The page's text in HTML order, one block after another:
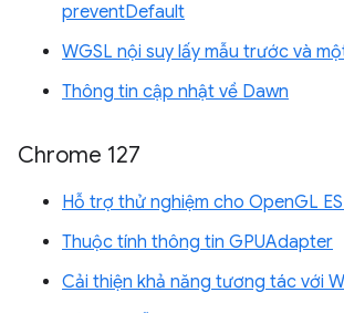
preventDefault
WGSL nội suy lấy mẫu trước và
Thông tin cập nhật về Dawn
Chrome 127
Hỗ trợ thử nghiệm cho OpenGL
Thuộc tính thông tin GPUAdapter
Cải thiện khả năng tương tác với